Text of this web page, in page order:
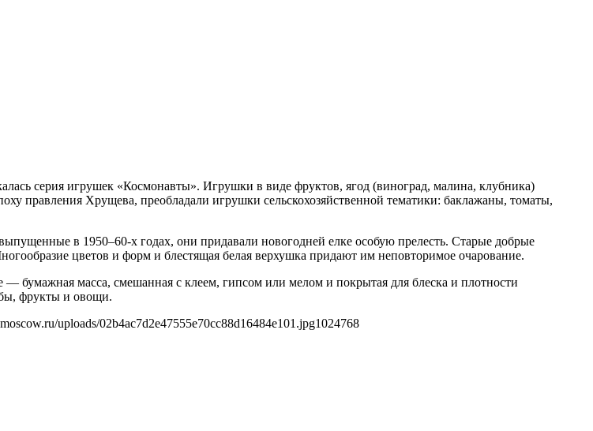
серия игрушек «Космонавты». Игрушки в виде фруктов, ягод (виноград, малина, клубника)
правления Хрущева, преобладали игрушки сельскохозяйственной тематики: баклажаны, томаты,
в 1950–60-х годах, они придавали новогодней елке особую прелесть. Старые добрые
цветов и форм и блестящая белая верхушка придают им неповторимое очарование.
бумажная масса, смешанная с клеем, гипсом или мелом и покрытая для блеска и плотности
фрукты и овощи.
uploads/02b4ac7d2e47555e70cc88d16484e101.jpg1024768